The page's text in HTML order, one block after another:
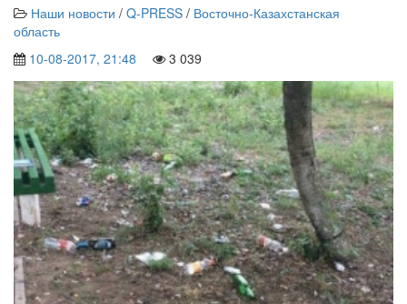
Наши новости / Q-PRESS / Восточно-Казахстанская
область
10-08-2017, 21:48
3 039